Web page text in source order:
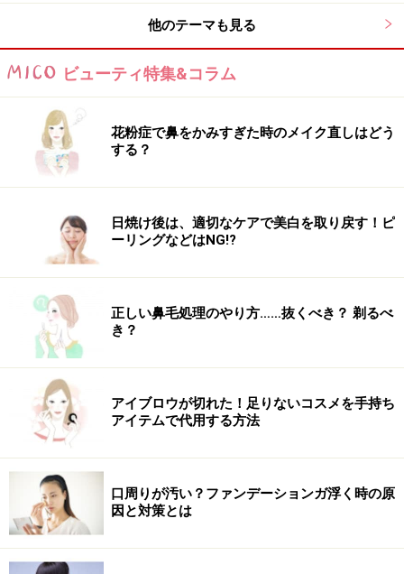
朝の体幹バランスエクササイズで分厚い脂
肪を脱ぐダイエット！
立ったままでできるので、朝の支度が忙しくて家ででき
なかったときは、
腹を凹ましておこなうのが効果アップの秘訣です。
分厚い脂肪を脱ぐ！「体験バランス」STEP１
分厚い脂肪を脱ぐ！「体験バランス」STEP２
1） 肩幅でタオルを持ち両腕を持ち上げ、両脚をそろえ
2） 息を吐きながら、かかとを上げてつま先立ちをし、
他のテーマも見る
ビューティ特集&コラム
花粉症で鼻をかみすぎた時のメイク直しはどう
する？
日焼け後は、適切なケアで美白を取り戻す！ピ
ーリングなどはNG!?
正しい鼻毛処理のやり方……抜くべき？ 剃るべ
き？
アイブロウが切れた！足りないコスメを手持ち
アイテムで代用する方法
口周りが汚い？ファンデーションガ浮く時の原
因と対策とは